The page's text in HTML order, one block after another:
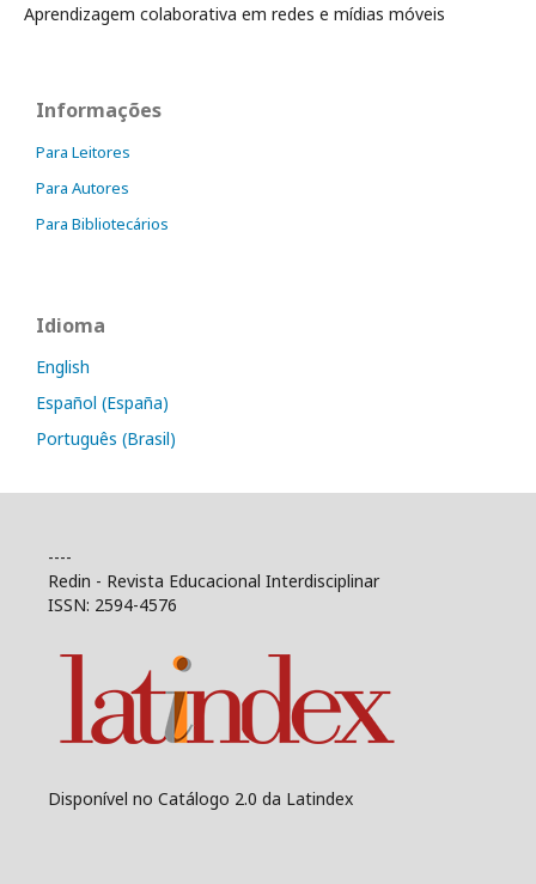
Aprendizagem colaborativa em redes e mídias móveis
Informações
Para Leitores
Para Autores
Para Bibliotecários
Idioma
English
Español (España)
Português (Brasil)
----
Redin - Revista Educacional Interdisciplinar
ISSN: 2594-4576
Disponível no Catálogo 2.0 da Latindex